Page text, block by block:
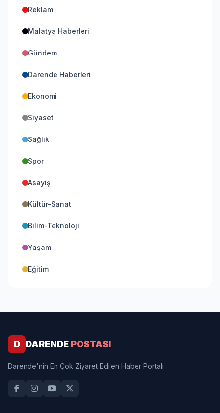
Reklam
Malatya Haberleri
Gündem
Darende Haberleri
Ekonomi
Siyaset
Sağlık
Spor
Asayiş
Kültür-Sanat
Bilim-Teknoloji
Yaşam
Eğitim
D DARENDE POSTASI
Darende'nin En Çok Ziyaret Edilen Haber Portalı